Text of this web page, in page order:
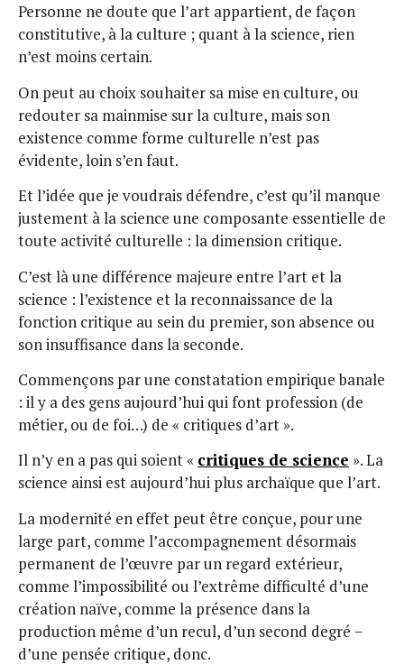
Personne ne doute que l’art appartient, de façon
constitutive, à la culture ; quant à la science, rien
n’est moins certain.
On peut au choix souhaiter sa mise en culture, ou
redouter sa mainmise sur la culture, mais son
existence comme forme culturelle n’est pas
évidente, loin s’en faut.
Et l’idée que je voudrais défendre, c’est qu’il manque
justement à la science une composante essentielle de
toute activité culturelle : la dimension critique.
C’est là une différence majeure entre l’art et la
science : l’existence et la reconnaissance de la
fonction critique au sein du premier, son absence ou
son insuffisance dans la seconde.
Commençons par une constatation empirique banale
: il y a des gens aujourd’hui qui font profession (de
métier, ou de foi…) de « critiques d’art ».
Il n’y en a pas qui soient « critiques de science ». La
science ainsi est aujourd’hui plus archaïque que l’art.
La modernité en effet peut être conçue, pour une
large part, comme l’accompagnement désormais
permanent de l’œuvre par un regard extérieur,
comme l’impossibilité ou l’extrême difficulté d’une
création naïve, comme la présence dans la
production même d’un recul, d’un second degré −
d’une pensée critique, donc.